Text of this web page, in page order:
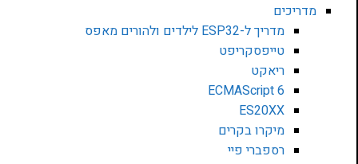
מדריכים
מדריך ל-ESP32 לילדים ולהורים מאפס
טייפסקריפט
ריאקט
ECMAScript 6
ES20XX
מיקרו בקרים
רספברי פיי